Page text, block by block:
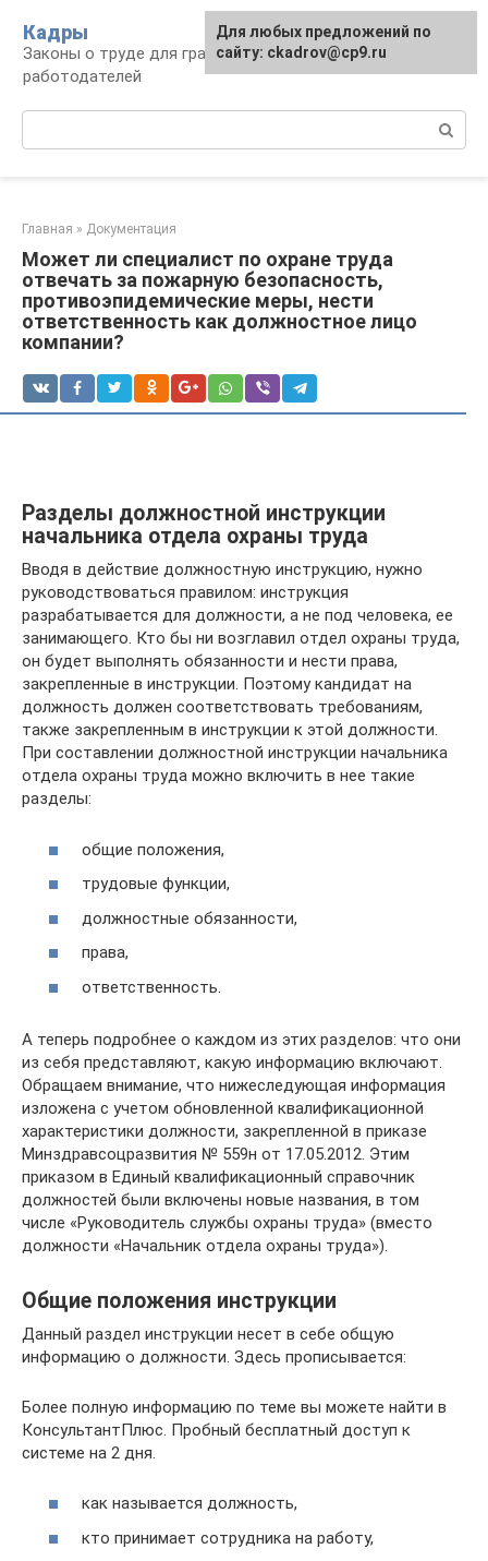
контенту
Кадры
Законы о труде для граждан и
работодателей
Главная » Документация
Может ли специалист по охране труда
отвечать за пожарную безопасность,
противоэпидемические меры, нести
ответственность как должностное лицо
компании?
Разделы должностной инструкции
начальника отдела охраны труда
Вводя в действие должностную инструкцию, нужно
руководствоваться правилом: инструкция
разрабатывается для должности, а не под человека, ее
занимающего. Кто бы ни возглавил отдел охраны труда,
он будет выполнять обязанности и нести права,
закрепленные в инструкции. Поэтому кандидат на
должность должен соответствовать требованиям,
также закрепленным в инструкции к этой должности.
При составлении должностной инструкции начальника
отдела охраны труда можно включить в нее такие
разделы:
общие положения,
трудовые функции,
должностные обязанности,
права,
ответственность.
А теперь подробнее о каждом из этих разделов: что они
из себя представляют, какую информацию включают.
Обращаем внимание, что нижеследующая информация
изложена с учетом обновленной квалификационной
характеристики должности, закрепленной в приказе
Минздравсоцразвития № 559н от 17.05.2012. Этим
приказом в Единый квалификационный справочник
должностей были включены новые названия, в том
числе «Руководитель службы охраны труда» (вместо
должности «Начальник отдела охраны труда»).
Общие положения инструкции
Данный раздел инструкции несет в себе общую
информацию о должности. Здесь прописывается:
Более полную информацию по теме вы можете найти в
КонсультантПлюс. Пробный бесплатный доступ к
системе на 2 дня.
как называется должность,
кто принимает сотрудника на работу,
Для любых предложений по
сайту: ckadrov@cp9.ru